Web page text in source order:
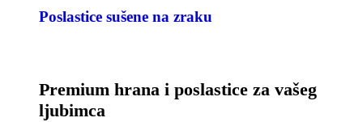
Poslastice sušene na zraku
Premium hrana i poslastice za vašeg
ljubimca